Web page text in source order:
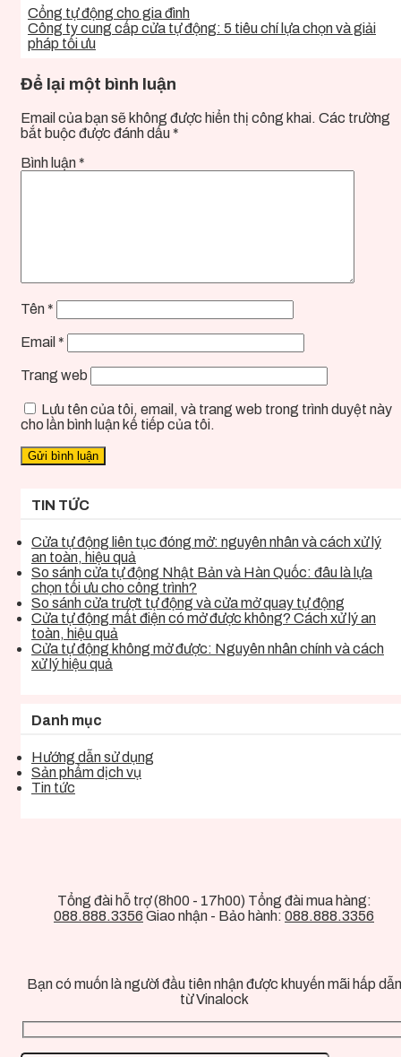
Cổng tự động cho gia đình
Công ty cung cấp cửa tự động: 5 tiêu chí lựa chọn và giải
pháp tối ưu
Để lại một bình luận
Email của bạn sẽ không được hiển thị công khai. Các trường
bắt buộc được đánh dấu *
Bình luận *
Tên *
Email *
Trang web
Lưu tên của tôi, email, và trang web trong trình duyệt này
cho lần bình luận kế tiếp của tôi.
TIN TỨC
Cửa tự động liên tục đóng mở: nguyên nhân và cách xử lý
an toàn, hiệu quả
So sánh cửa tự động Nhật Bản và Hàn Quốc: đâu là lựa
chọn tối ưu cho công trình?
So sánh cửa trượt tự động và cửa mở quay tự động
Cửa tự động mất điện có mở được không? Cách xử lý an
toàn, hiệu quả
Cửa tự động không mở được: Nguyên nhân chính và cách
xử lý hiệu quả
Danh mục
Hướng dẫn sử dụng
Sản phẩm dịch vụ
Tin tức
Tổng đài hỗ trợ (8h00 - 17h00) Tổng đài mua hàng:
088.888.3356 Giao nhận - Bảo hành: 088.888.3356
Bạn có muốn là người đầu tiên nhận được khuyến mãi hấp dẫn
từ Vinalock